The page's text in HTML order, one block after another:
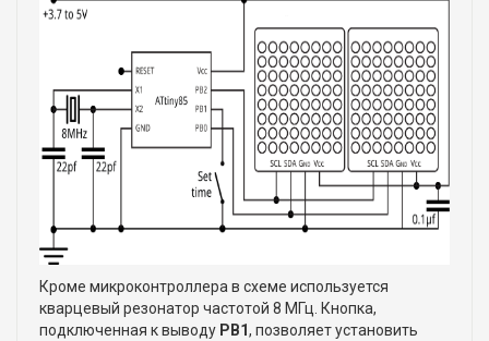
Кроме микроконтроллера в схеме используется
кварцевый резонатор частотой 8 МГц. Кнопка,
подключенная к выводу PB1, позволяет установить